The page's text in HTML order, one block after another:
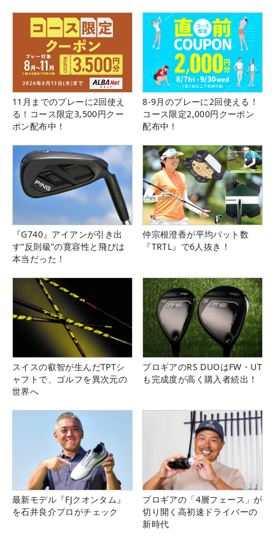
11月までのプレーに2回使え
る！コース限定3,500円クー
ポン配布中！
8-9月のプレーに2回使える！
コース限定2,000円クーポン
配布中！
『G740』アイアンが引き出
す“反則級”の寛容性と飛びは
本当だった！
仲宗根澄香が平均パット数
『TRTL』で6人抜き！
スイスの叡智が生んだTPTシ
ャフトで、ゴルフを異次元の
世界へ
プロギアのRS DUOはFW・UT
も完成度が高く購入者続出！
最新モデル『FJクオンタム』
を石井良介プロがチェック
プロギアの「4層フェース」が
切り開く高初速ドライバーの
新時代